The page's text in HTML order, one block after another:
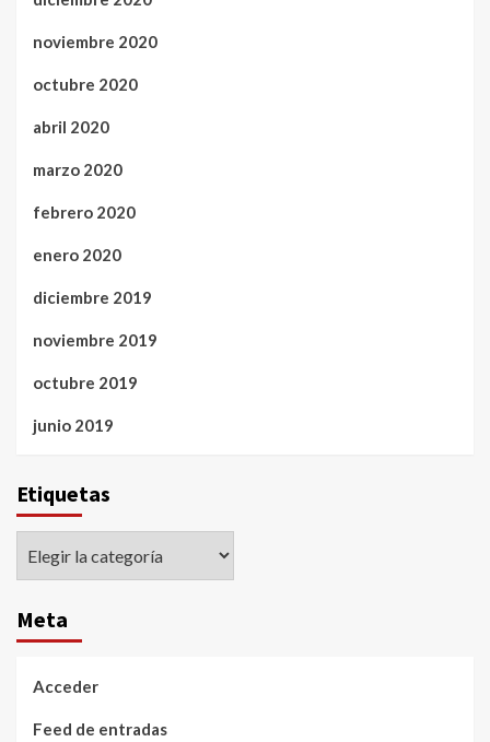
noviembre 2020
octubre 2020
abril 2020
marzo 2020
febrero 2020
enero 2020
diciembre 2019
noviembre 2019
octubre 2019
junio 2019
Etiquetas
Meta
Acceder
Feed de entradas